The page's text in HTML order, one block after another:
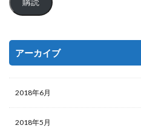
アーカイブ
2018年6月
2018年5月